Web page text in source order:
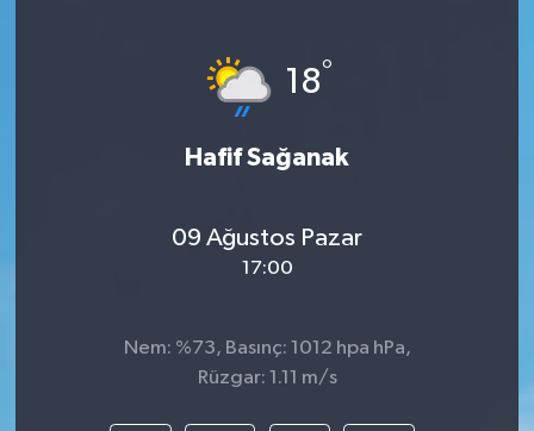
18°
Hafif Sağanak
09 Ağustos Pazar
17:00
Nem: %73, Basınç: 1012 hpa hPa,
Rüzgar: 1.11 m/s
Manşet Altı
Resmi İlan